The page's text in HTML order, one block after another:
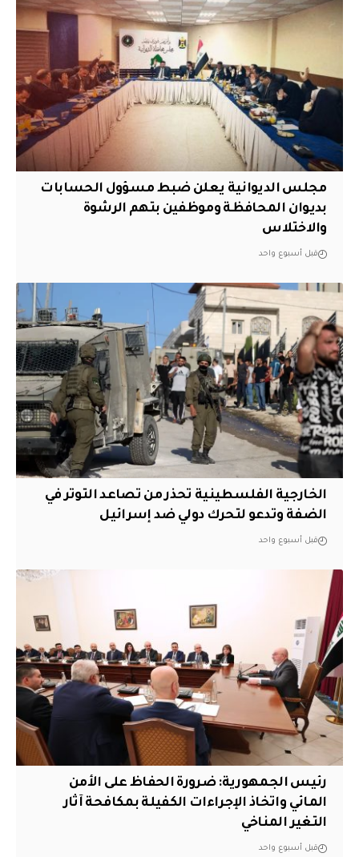
مجلس الديوانية يعلن ضبط مسؤول الحسابات
بديوان المحافظة وموظفين بتهم الرشوة
والاختلاس
قبل أسبوع واحد
الخارجية الفلسطينية تحذر من تصاعد التوتر في
الضفة وتدعو لتحرك دولي ضد إسرائيل
قبل أسبوع واحد
رئيس الجمهورية: ضرورة الحفاظ على الأمن
المائي واتخاذ الإجراءات الكفيلة بمكافحة آثار
التغير المناخي
قبل أسبوع واحد